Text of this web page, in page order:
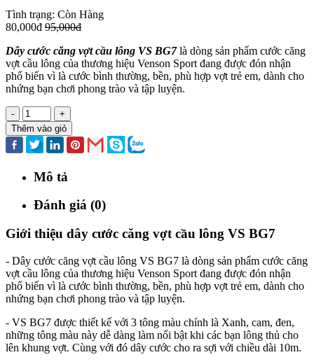
Tình trạng: Còn Hàng
80,000đ 95,000đ
Dây cước căng vợt cầu lông VS BG7là dòng sản phẩm cước căng
vợt cầu lông của thương hiệu Venson Sport đang được đón nhận
phổ biến vì là cước bình thường, bền, phù hợp vợt trẻ em, dành cho
nhứng bạn chơi phong trào và tập luyện.
-
+
Thêm vào giỏ
Mô tả
Đánh giá (0)
Giới thiệu dây cước căng vợt cầu lông VS BG7
- Dây cước căng vợt cầu lông VS BG7 là dòng sản phẩm cước căng
vợt cầu lông của thương hiệu Venson Sport đang được đón nhận
phổ biến vì là cước bình thường, bền, phù hợp vợt trẻ em, dành cho
nhứng bạn chơi phong trào và tập luyện.
- VS BG7 được thiết kế với 3 tông màu chính là Xanh, cam, đen,
những tông màu này dễ dàng làm nổi bật khi các bạn lông thủ cho
lên khung vợt. Cùng với đó dây cước cho ra sợi với chiều dài 10m.